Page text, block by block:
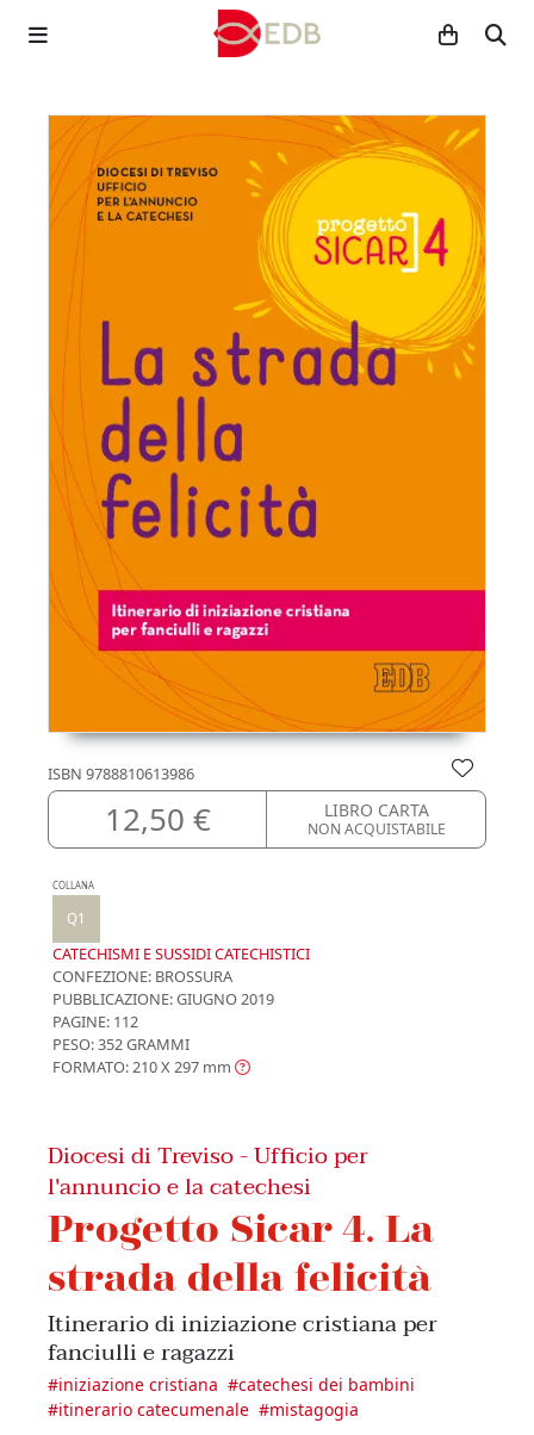
ISBN 9788810613986
12,50 € LIBRO CARTA
NON ACQUISTABILE
COLLANA
Q1
CATECHISMI E SUSSIDI CATECHISTICI
CONFEZIONE: BROSSURA
PUBBLICAZIONE:GIUGNO 2019
PAGINE: 112
PESO: 352 GRAMMI
FORMATO: 210 X 297 mm
Diocesi di Treviso - Ufficio per
l'annuncio e la catechesi
Progetto Sicar 4. La
strada della felicità
Itinerario di iniziazione cristiana per
fanciulli e ragazzi
#iniziazione cristiana #catechesi dei bambini
#itinerario catecumenale #mistagogia